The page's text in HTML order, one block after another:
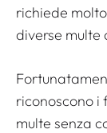
richiede
diverse multe
riconoscono i
multe senza